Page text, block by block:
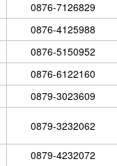
0876-7126829
0876-4125988
0876-5150952
0876-6122160
0879-3023609
0879-3232062
0879-4232072